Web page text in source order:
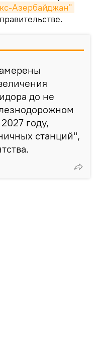
Азербайджан"
до не
году,
станций",